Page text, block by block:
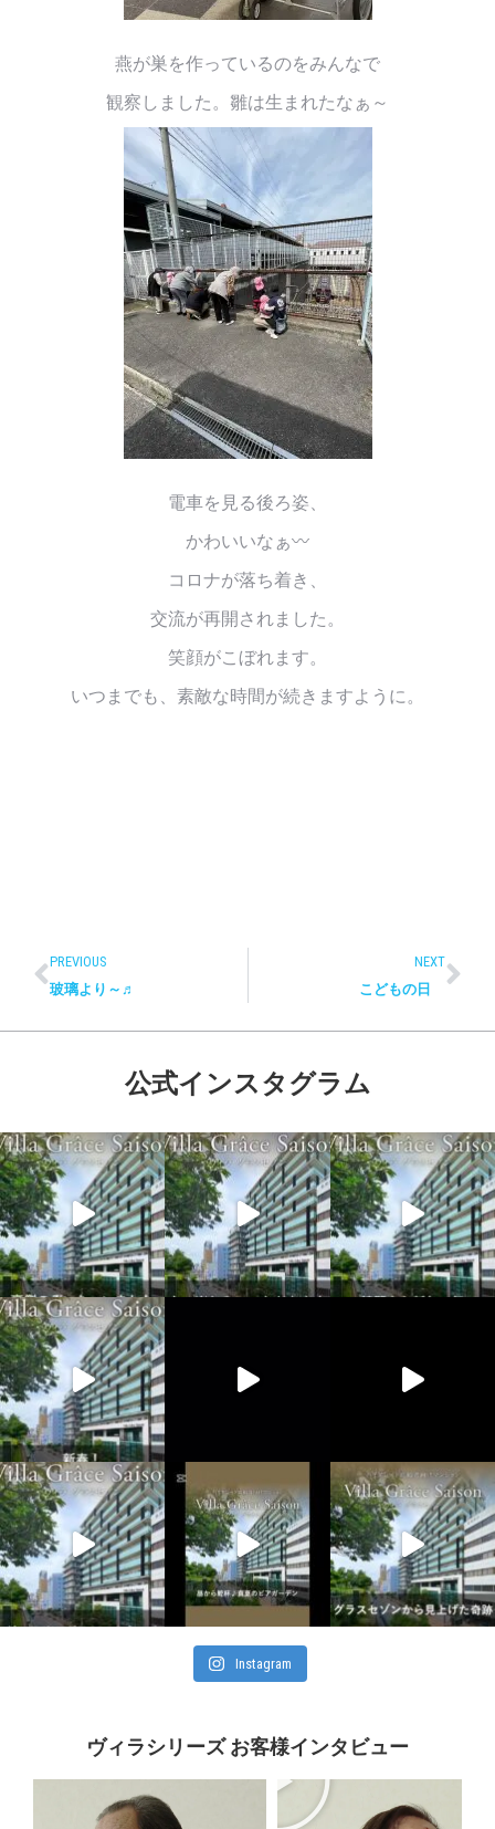
燕が巣を作っているのをみんなで
観察しました。雛は生まれたなぁ～
電車を見る後ろ姿、
かわいいなぁ〰
コロナが落ち着き、
交流が再開されました。
笑顔がこぼれます。
いつまでも、素敵な時間が続きますように。
PREVIOUS
玻璃より～♬
NEXT
こどもの日
公式インスタグラム
Instagram
ヴィラシリーズ お客様インタビュー